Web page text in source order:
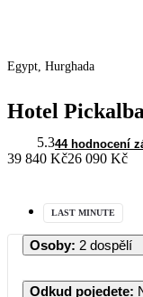
Egypt, Hurghada
Hotel
5.344 hodnocení
39 840 Kč26 090 Kč
LAST MINUTE
Osoby: 2 dospělí
Odkud pojedete: